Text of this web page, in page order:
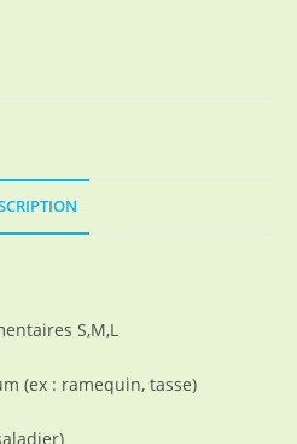
S,M,L
(ex : ramequin, tasse)